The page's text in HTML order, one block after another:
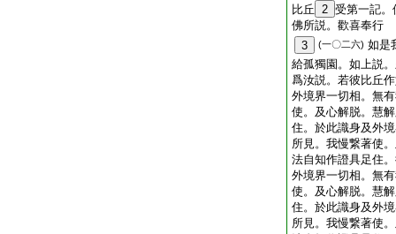
比丘 2 受第一記。
佛所説。歡喜奉行
3
(一〇二六) 如是
給孤獨園。如上説
爲汝説。若彼比丘
外境界一切相。無
使。及心解脱。慧
住。於此識身及外
所見。我慢繋著使
法自知作證具足住
外境界一切相。無
使。及心解脱。慧
住。於此識身及外
所見。我慢繋著使